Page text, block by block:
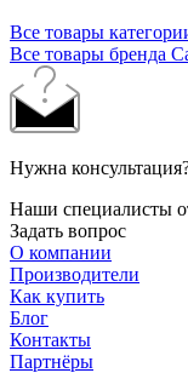
Все товары
Все товары бренда
Нужна
Наши специалисты
Задать вопрос
О компании
Производители
Как купить
Блог
Контакты
Партнёры